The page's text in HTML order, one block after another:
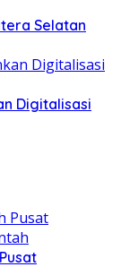
Selatan
Digitalisasi